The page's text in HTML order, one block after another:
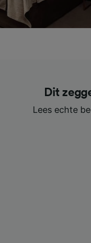
Dit
Lees echte